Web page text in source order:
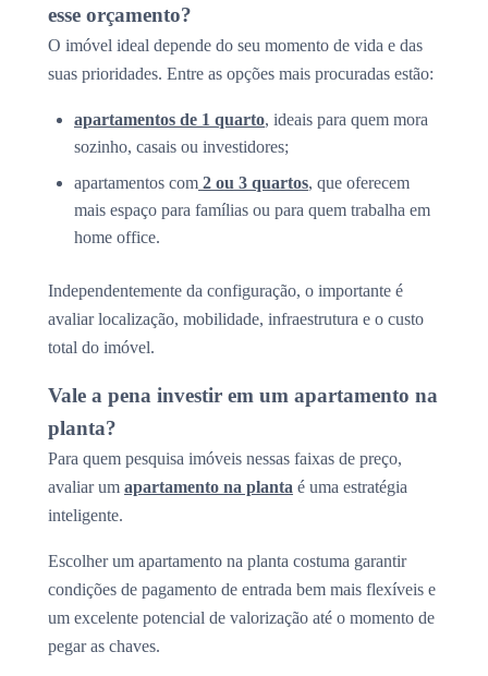
esse orçamento?
O imóvel ideal depende do seu momento de vida e das
suas prioridades. Entre as opções mais procuradas estão:
apartamentos de 1 quarto, ideais para quem mora
sozinho, casais ou investidores;
apartamentos com 2 ou 3 quartos, que oferecem
mais espaço para famílias ou para quem trabalha em
home office.
Independentemente da configuração, o importante é
avaliar localização, mobilidade, infraestrutura e o custo
total do imóvel.
Vale a pena investir em um apartamento na
planta?
Para quem pesquisa imóveis nessas faixas de preço,
avaliar um apartamento na planta é uma estratégia
inteligente.
Escolher um apartamento na planta costuma garantir
condições de pagamento de entrada bem mais flexíveis e
um excelente potencial de valorização até o momento de
pegar as chaves.